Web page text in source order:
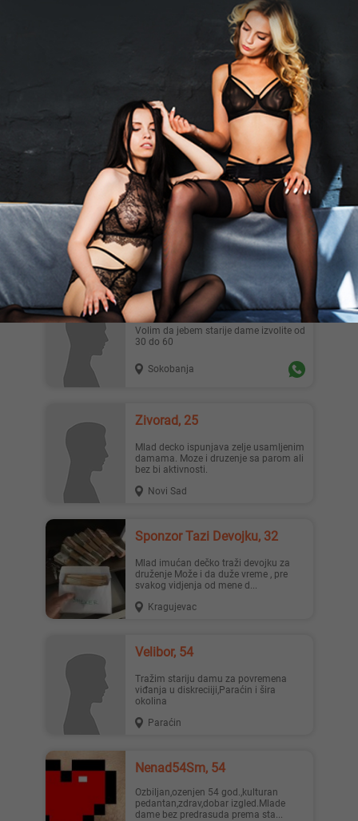
Vatrenacrvena86.., 38
sat Sve ostale info dobijas kad se javis
Sombor
Mm92, 33
Opuštajuće masaže za dame i parove
erotska relaks tantra zgodan iskusan
maser vas očekuje
Beograd
Mladdeckic, 22
Volim da jebem starije dame izvolite od
30 do 60
Sokobanja
Zivorad, 25
Mlad decko ispunjava zelje usamljenim
damama. Moze i druzenje sa parom ali
bez bi aktivnosti.
Novi Sad
Sponzor Tazi Devojku, 32
Mlad imućan dečko traži devojku za
druženje Može i da duže vreme , pre
svakog vidjenja od mene d...
Kragujevac
Velibor, 54
Tražim stariju damu za povremena
viđanja u diskreciiji,Paraćin i šira
okolina
Paraćin
Nenad54Sm, 54
Ozbiljan,ozenjen 54 god.,kulturan
pedantan,zdrav,dobar izgled.Mlade
dame bez predrasuda prema sta...